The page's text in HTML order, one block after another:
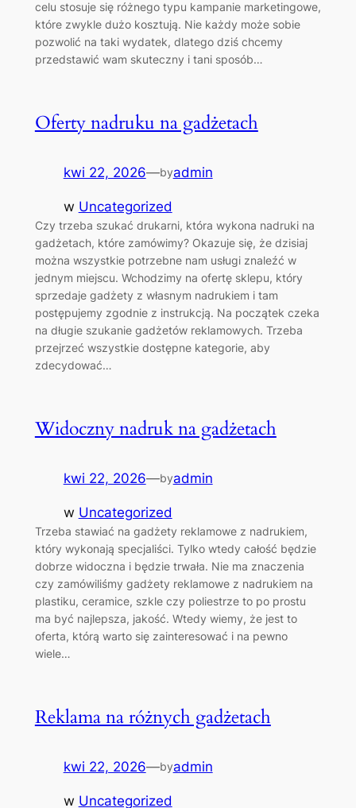
celu stosuje się różnego typu kampanie marketingowe,
które zwykle dużo kosztują. Nie każdy może sobie
pozwolić na taki wydatek, dlatego dziś chcemy
przedstawić wam skuteczny i tani sposób…
Oferty nadruku na gadżetach
kwi 22, 2026—byadmin
w Uncategorized
Czy trzeba szukać drukarni, która wykona nadruki na
gadżetach, które zamówimy? Okazuje się, że dzisiaj
można wszystkie potrzebne nam usługi znaleźć w
jednym miejscu. Wchodzimy na ofertę sklepu, który
sprzedaje gadżety z własnym nadrukiem i tam
postępujemy zgodnie z instrukcją. Na początek czeka
na długie szukanie gadżetów reklamowych. Trzeba
przejrzeć wszystkie dostępne kategorie, aby
zdecydować…
Widoczny nadruk na gadżetach
kwi 22, 2026—byadmin
w Uncategorized
Trzeba stawiać na gadżety reklamowe z nadrukiem,
który wykonają specjaliści. Tylko wtedy całość będzie
dobrze widoczna i będzie trwała. Nie ma znaczenia
czy zamówiliśmy gadżety reklamowe z nadrukiem na
plastiku, ceramice, szkle czy poliestrze to po prostu
ma być najlepsza, jakość. Wtedy wiemy, że jest to
oferta, którą warto się zainteresować i na pewno
wiele…
Reklama na różnych gadżetach
kwi 22, 2026—byadmin
w Uncategorized